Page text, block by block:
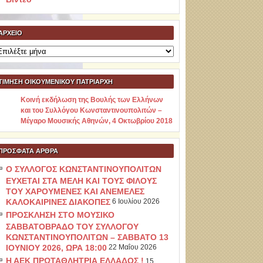
ΟΙΚΟΥΜΕΝΙΚΟΥ ΠΑΤΡΙΑΡΧΗ
Κοινή εκδήλωση της Βουλής των Ελλήνων
και του Συλλόγου Κωνσταντινουπολιτών –
Μέγαρο Μουσικής Αθηνών, 4 Οκτωβρίου 2018
ΆΡΘΡΑ
Ο ΣΥΛΛΟΓΟΣ ΚΩΝΣΤΑΝΤΙΝΟΥΠΟΛΙΤΩΝ
ΕΥΧΕΤΑΙ ΣΤΑ ΜΕΛΗ ΚΑΙ ΤΟΥΣ ΦΙΛΟΥΣ
ΤΟΥ ΧΑΡΟΥΜΕΝΕΣ ΚΑΙ ΑΝΕΜΕΛΕΣ
ΚΑΛΟΚΑΙΡΙΝΕΣ ΔΙΑΚΟΠΕΣ 6 Ιουλίου 2026
ΠΡΟΣΚΛΗΣΗ ΣΤΟ ΜΟΥΣΙΚΟ
ΣΑΒΒΑΤΟΒΡΑΔΟ ΤΟΥ ΣΥΛΛΟΓΟΥ
ΚΩΝΣΤΑΝΤΙΝΟΥΠΟΛΙΤΩΝ – ΣΑΒΒΑΤΟ 13
ΙΟΥΝΙΟΥ 2026, ΩΡΑ 18:00 22 Μαΐου 2026
Η ΑΕΚ ΠΡΩΤΑΘΛΗΤΡΙΑ ΕΛΛΑΔΟΣ !